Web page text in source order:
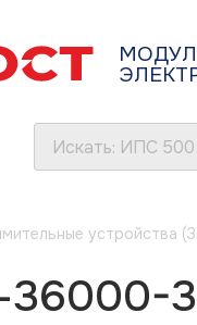
устройства